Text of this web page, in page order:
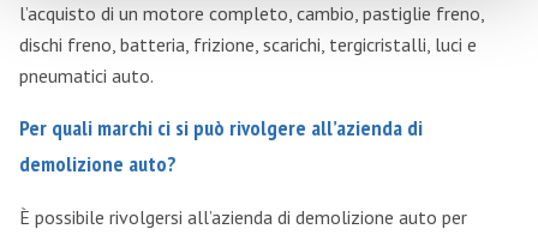
l’acquisto di un motore completo, cambio, pastiglie freno,
dischi freno, batteria, frizione, scarichi, tergicristalli, luci e
pneumatici auto.
Per quali marchi ci si può rivolgere all’azienda di
demolizione auto?
È possibile rivolgersi all’azienda di demolizione auto per